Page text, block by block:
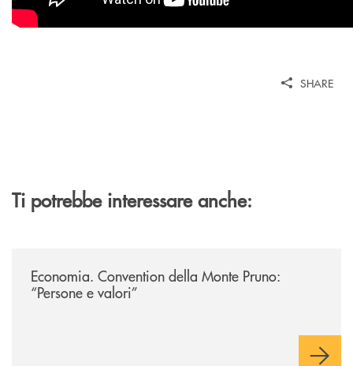
SHARE
Ti potrebbe interessare anche:
Economia. Convention della Monte Pruno:
“Persone e valori”